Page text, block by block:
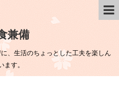
兼備
、生活のちょっとした工夫を楽しん
ます。